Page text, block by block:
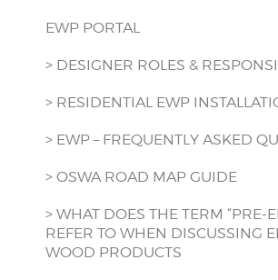
EWP PORTAL
> DESIGNER ROLES &
> RESIDENTIAL EWP
> EWP – FREQUENTLY ASKED
> OSWA ROAD MAP GUIDE
> WHAT DOES THE TERM “PRE-
REFER TO WHEN DISCUSSING
WOOD PRODUCTS